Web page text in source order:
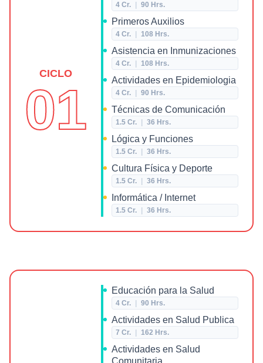
CICLO
01
4 Cr. 90 Hrs.
Primeros Auxilios
4 Cr. 108 Hrs.
Asistencia en Inmunizaciones
4 Cr. 108 Hrs.
Actividades en Epidemiologia
4 Cr. 90 Hrs.
Técnicas de Comunicación
1.5 Cr. 36 Hrs.
Lógica y Funciones
1.5 Cr. 36 Hrs.
Cultura Física y Deporte
1.5 Cr. 36 Hrs.
Informática / Internet
1.5 Cr. 36 Hrs.
Educación para la Salud
4 Cr. 90 Hrs.
Actividades en Salud Publica
7 Cr. 162 Hrs.
Actividades en Salud
Comunitaria